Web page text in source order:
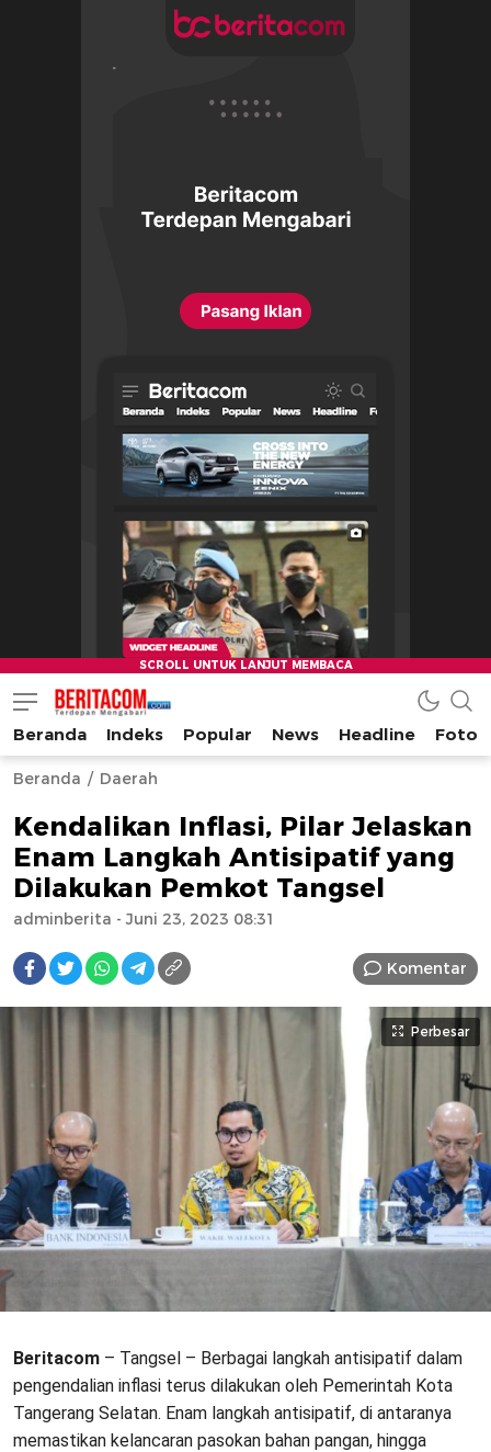
beritacom.com
bestnews
Beranda Indeks Popular News Headline Foto
Beranda Daerah
Kendalikan Inflasi, Pilar Jelaskan
Enam Langkah Antisipatif yang
Dilakukan Pemkot Tangsel
adminberita - Juni 23, 2023 08:31
Komentar
Perbesar
Beritacom – Tangsel – Berbagai langkah antisipatif dalam
pengendalian inflasi terus dilakukan oleh Pemerintah Kota
Tangerang Selatan. Enam langkah antisipatif, di antaranya
memastikan kelancaran pasokan bahan pangan, hingga